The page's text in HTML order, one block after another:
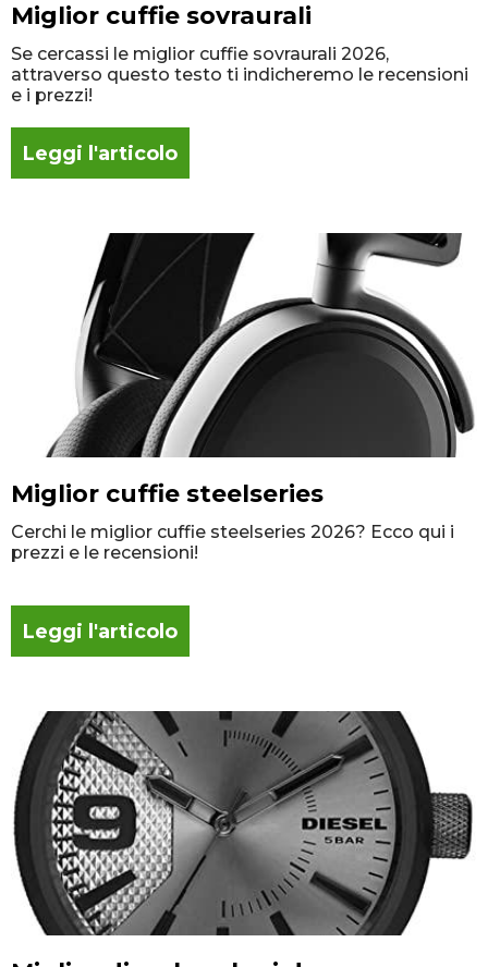
Miglior cuffie sovraurali
Se cercassi le miglior cuffie sovraurali 2026,
attraverso questo testo ti indicheremo le recensioni
e i prezzi!
Leggi l'articolo
Miglior cuffie steelseries
Cerchi le miglior cuffie steelseries 2026? Ecco qui i
prezzi e le recensioni!
Leggi l'articolo